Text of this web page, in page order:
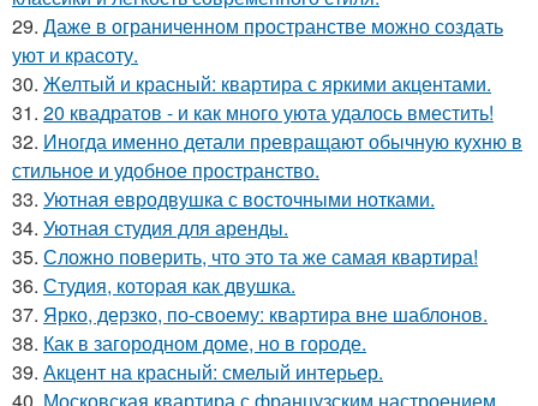
29. Даже в ограниченном пространстве можно создать
уют и красоту.
30. Желтый и красный: квартира с яркими акцентами.
31. 20 квадратов - и как много уюта удалось вместить!
32. Иногда именно детали превращают обычную кухню в
стильное и удобное пространство.
33. Уютная евродвушка с восточными нотками.
34. Уютная студия для аренды.
35. Сложно поверить, что это та же самая квартира!
36. Студия, которая как двушка.
37. Ярко, дерзко, по-своему: квартира вне шаблонов.
38. Как в загородном доме, но в городе.
39. Акцент на красный: смелый интерьер.